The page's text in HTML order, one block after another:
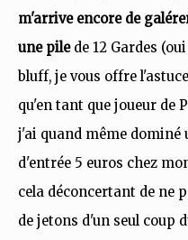
m'arrive encore de
une pilede 12 Gardes
bluff, je vous offre
qu'en tant que joueur de
j'ai quand même dominé
d'entrée 5 euros chez
cela déconcertant de ne
de jetons d'un seul coup